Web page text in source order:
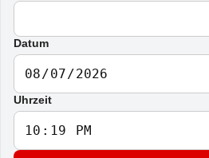
Datum
Uhrzeit